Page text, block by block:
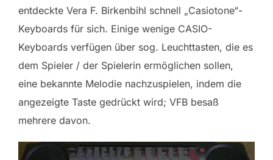
entdeckte Vera F. Birkenbihl schnell „Casiotone“-
Keyboards für sich. Einige wenige CASIO-
Keyboards verfügen über sog. Leuchttasten, die es
dem Spieler / der Spielerin ermöglichen sollen,
eine bekannte Melodie nachzuspielen, indem die
angezeigte Taste gedrückt wird; VFB besaß
mehrere davon.